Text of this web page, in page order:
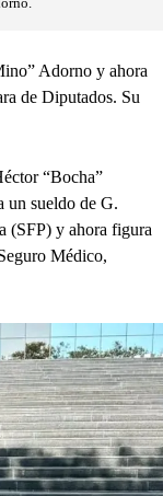
Adorno y ahora
de Diputados. Su
“Bocha”
un sueldo de G.
(SFP) y ahora figura
Médico,